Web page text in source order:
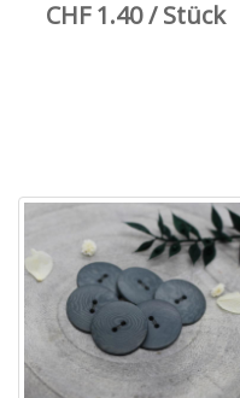
CHF 1.40 / Stück